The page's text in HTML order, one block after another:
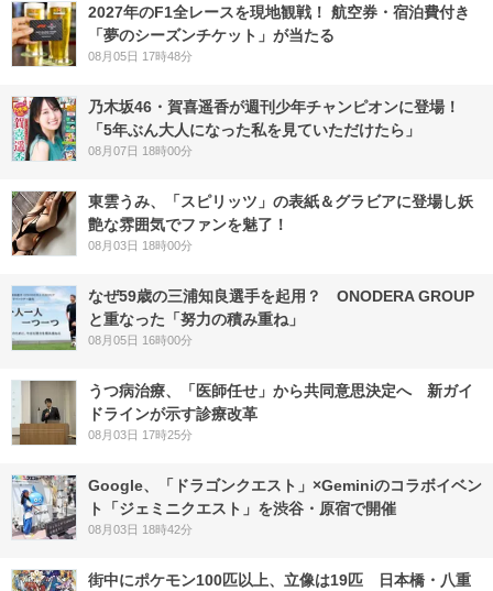
2027年のF1全レースを現地観戦！ 航空券・宿泊費付き
「夢のシーズンチケット」が当たる
08月05日 17時48分
乃木坂46・賀喜遥香が週刊少年チャンピオンに登場！
「5年ぶん大人になった私を見ていただけたら」
08月07日 18時00分
東雲うみ、「スピリッツ」の表紙＆グラビアに登場し妖
艶な雰囲気でファンを魅了！
08月03日 18時00分
なぜ59歳の三浦知良選手を起用？ ONODERA GROUP
と重なった「努力の積み重ね」
08月05日 16時00分
うつ病治療、「医師任せ」から共同意思決定へ 新ガイ
ドラインが示す診療改革
08月03日 17時25分
Google、「ドラゴンクエスト」×Geminiのコラボイベン
ト「ジェミニクエスト」を渋谷・原宿で開催
08月03日 18時42分
街中にポケモン100匹以上、立像は19匹 日本橋・八重